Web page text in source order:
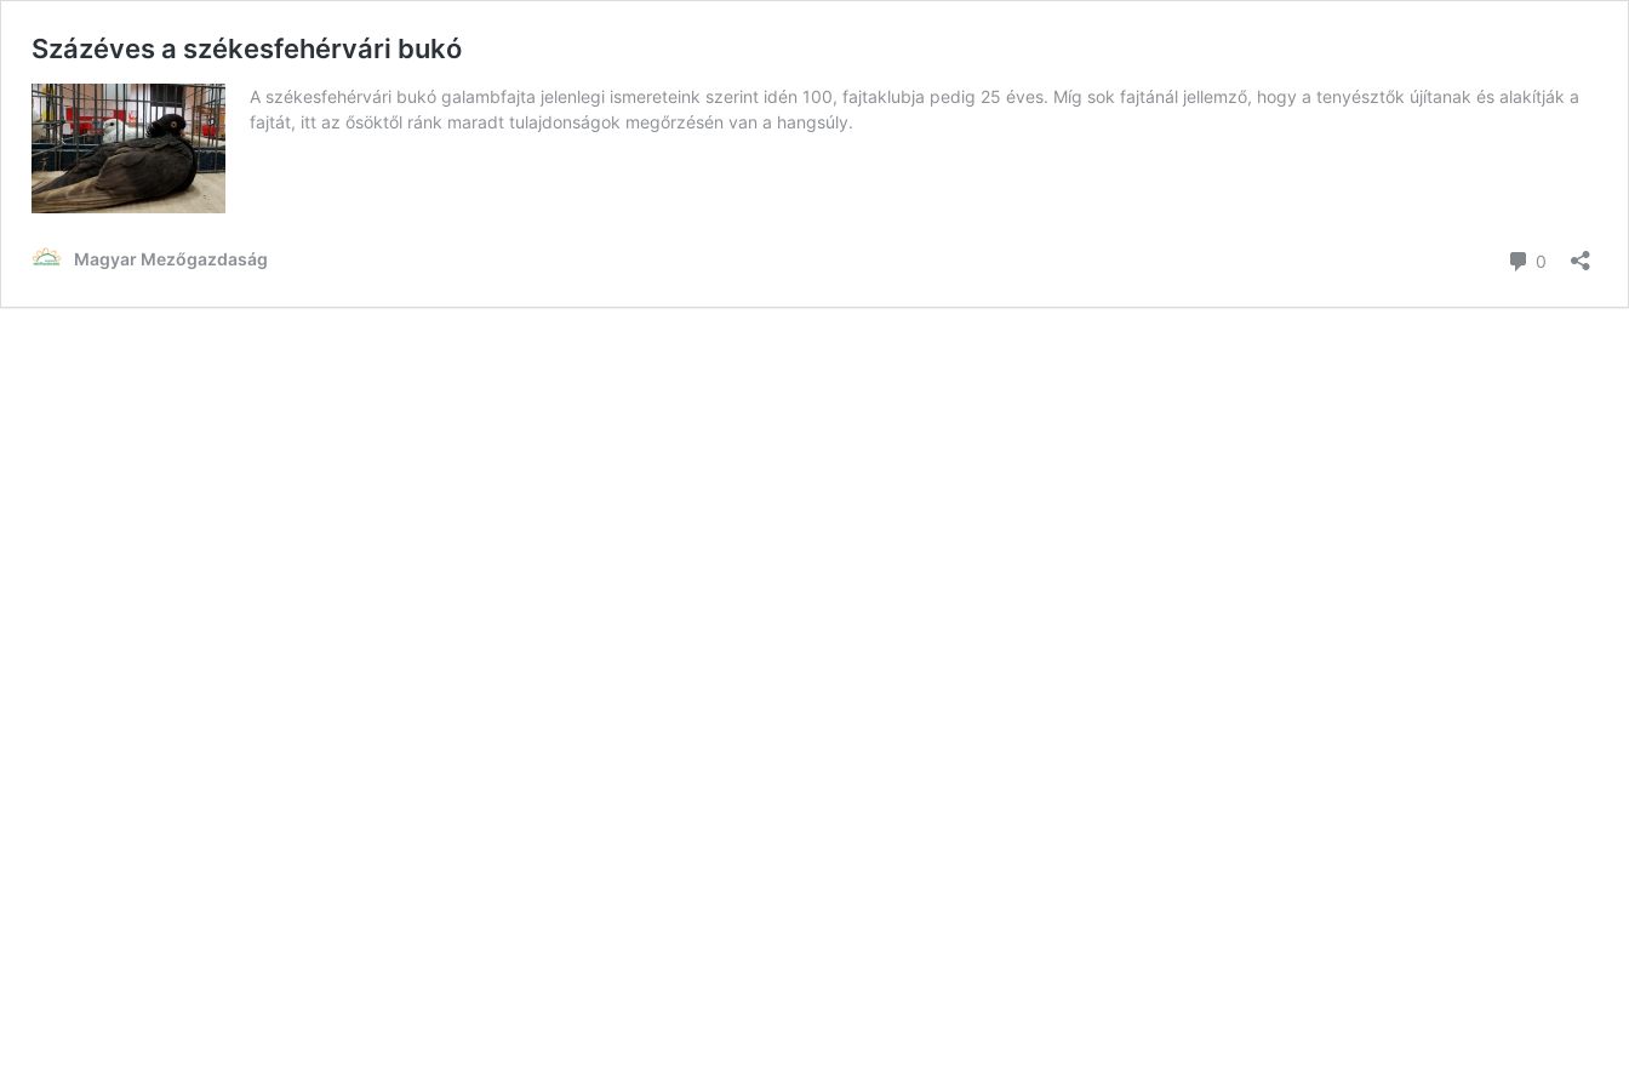
Százéves a székesfehérvári bukó
A székesfehérvári bukó galambfajta jelenlegi ismereteink szerint idén 100, fajtaklubja pedig 25 éves. Míg sok fajtánál jellemző, hogy a tenyésztők újítanak és alakítják a
fajtát, itt az ősöktől ránk maradt tulajdonságok megőrzésén van a hangsúly.
Magyar Mezőgazdaság 0